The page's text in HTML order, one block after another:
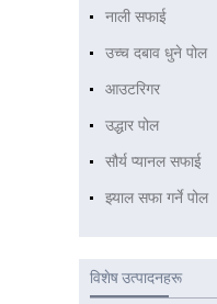
नाली सफाई
उच्च दबाव धुने पोल
आउटरिगर
उद्धार पोल
सौर्य प्यानल सफाई
झ्याल सफा गर्ने पोल
विशेष उत्पादनहरू